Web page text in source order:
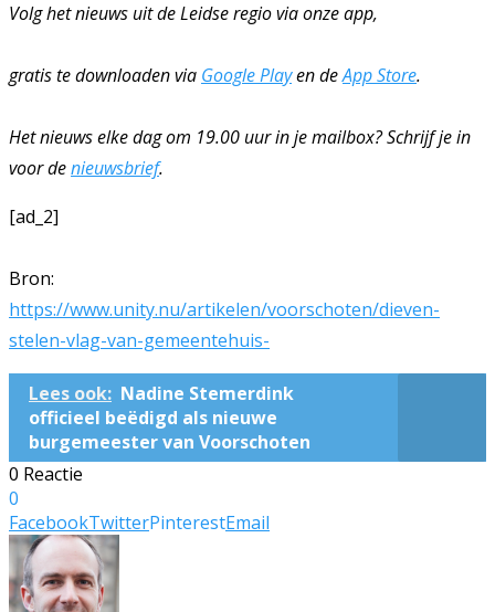
Volg het nieuws uit de Leidse regio via onze app,
gratis te downloaden via Google Playen deApp Store.
Het nieuws elke dag om 19.00 uur in je mailbox? Schrijf je in
voor denieuwsbrief.
[ad_2]
Bron:
https://www.unity.nu/artikelen/voorschoten/dieven-
stelen-vlag-van-gemeentehuis-
Lees ook: Nadine Stemerdink
officieel beëdigd als nieuwe
burgemeester van Voorschoten
0 Reactie
0
FacebookTwitterPinterestEmail